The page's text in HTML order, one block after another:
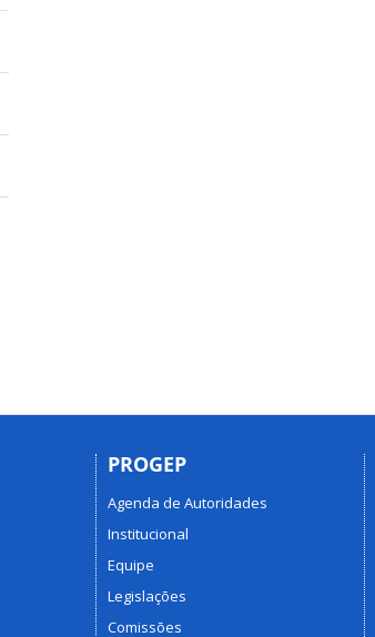
PROGEP
Agenda de Autoridades
Institucional
Equipe
Legislações
Comissões